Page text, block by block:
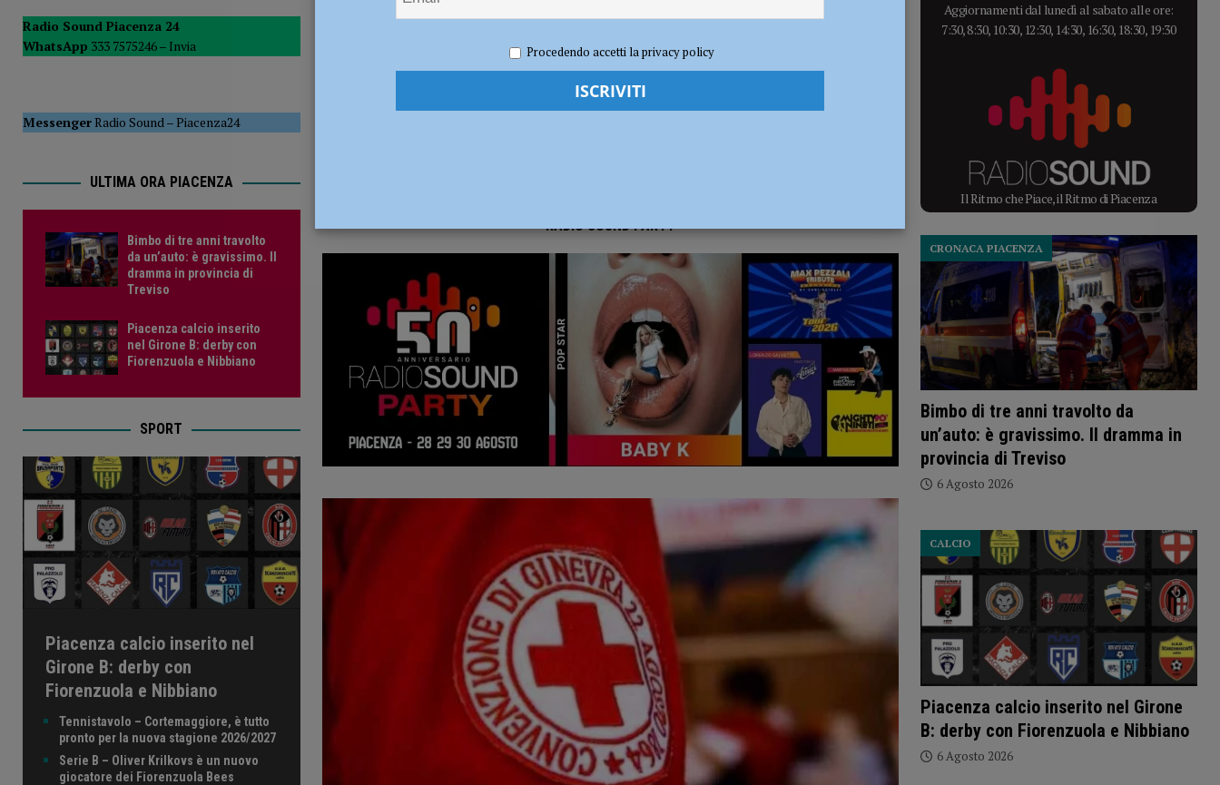
CRONACA PIACENZA
[ 6 Agosto 2026 ] Crisi idrica, Murelli (Lega): “Le regole sul deflusso ecologico non possono mettere in ginocchio gli agricoltori”
RADIO SOUND PARTY
Radio Sound Piacenza 24
WhatsApp 333 7575246 – Invia
MessengerRadio Sound–Piacenza24
ULTIMA ORA PIACENZA
Bimbo di tre anni travolto
da un’auto: è gravissimo. Il
dramma in provincia di
Treviso
Piacenza calcio inserito
nel Girone B: derby con
Fiorenzuola e Nibbiano
SPORT
Piacenza calcio inserito nel
Girone B: derby con
Fiorenzuola e Nibbiano
Tennistavolo – Cortemaggiore, è tutto
pronto per la nuova stagione 2026/2027
Serie B – Oliver Krilkovs è un nuovo
giocatore dei Fiorenzuola Bees
Aggiornamenti dal lunedì al sabato alle ore:
7:30, 8:30, 10:30, 12:30, 14:30, 16:30, 18:30, 19:30
Il Ritmo che Piace, il Ritmo di Piacenza
Bimbo di tre anni travolto da
un’auto: è gravissimo. Il dramma in
provincia di Treviso
CRONACA PIACENZA
6 Agosto 2026
Piacenza calcio inserito nel Girone
B: derby con Fiorenzuola e Nibbiano
CALCIO
6 Agosto 2026
Procedendo accetti la privacy policy